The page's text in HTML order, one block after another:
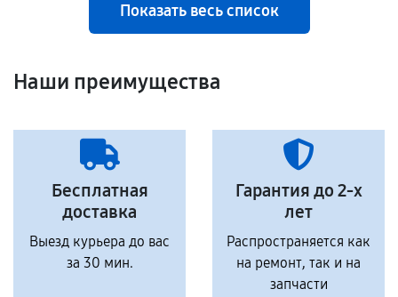
Показать весь список
Наши преимущества
Бесплатная
доставка
Выезд курьера до вас
за 30 мин.
Гарантия до 2-х
лет
Распространяется как
на ремонт, так и на
запчасти